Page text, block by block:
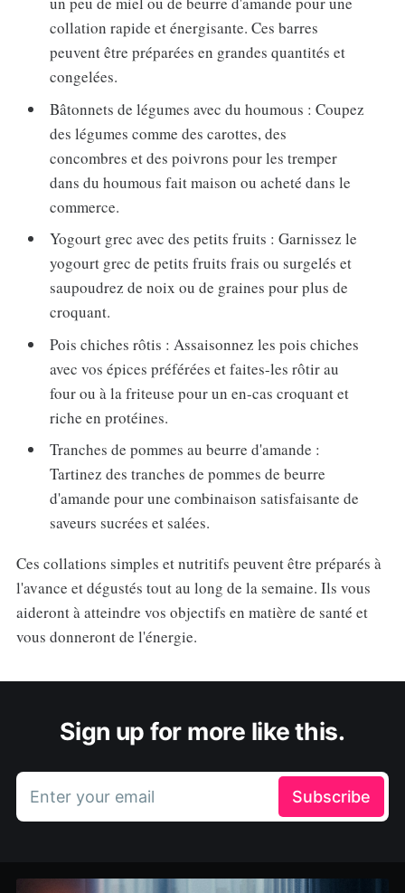
collation rapide et énergisante. Ces barres
peuvent être préparées en grandes quantités et
congelées.
Bâtonnets de légumes avec du houmous : Coupez
des légumes comme des carottes, des
concombres et des poivrons pour les tremper
dans du houmous fait maison ou acheté dans le
commerce.
Yogourt grec avec des petits fruits : Garnissez le
yogourt grec de petits fruits frais ou surgelés et
saupoudrez de noix ou de graines pour plus de
croquant.
Pois chiches rôtis : Assaisonnez les pois chiches
avec vos épices préférées et faites-les rôtir au
four ou à la friteuse pour un en-cas croquant et
riche en protéines.
Tranches de pommes au beurre d'amande :
Tartinez des tranches de pommes de beurre
d'amande pour une combinaison satisfaisante de
saveurs sucrées et salées.
Ces collations simples et nutritifs peuvent être préparés à
l'avance et dégustés tout au long de la semaine. Ils vous
aideront à atteindre vos objectifs en matière de santé et
vous donneront de l'énergie.
Sign up for more like this.
Enter your email Subscribe